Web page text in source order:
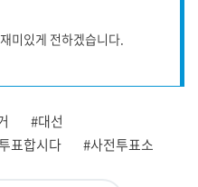
미있게 전하겠습니다.
#대선
표합시다 #사전투표소